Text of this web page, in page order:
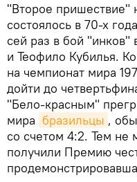
"Второе пришествие"
состоялось в 70-х
сей раз в бой
и Теофило Кубилья.
на чемпионат мира
дойти до
"Бело-красным"
мира бразильцы ,
со счетом 4:2. Тем
получили Премию